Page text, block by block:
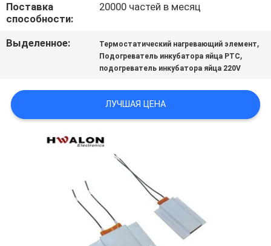
ПОЛИТИКА
КОНФИДЕНЦИАЛЬНОСТИ
Поставка
способности:
20000 частей в месяц
Выделенное: Термостатический нагревающий элемент,
Подогреватель инкубатора яйца PTC,
подогреватель инкубатора яйца 220V
ЛУЧШАЯ ЦЕНА